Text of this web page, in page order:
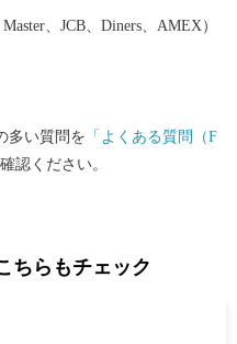
、JCB、Diners、AMEX）
多い質問を 「よくある質問（F
認ください。
ちらもチェック